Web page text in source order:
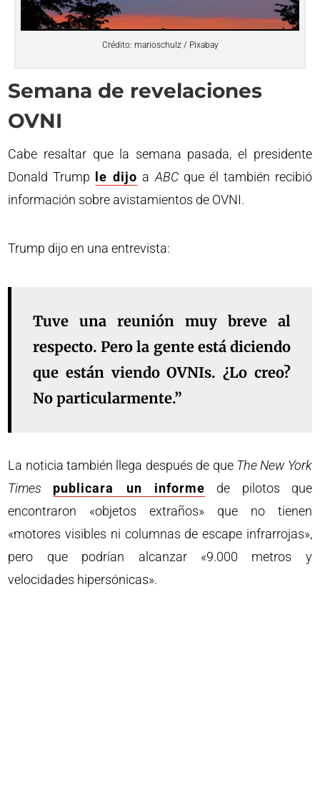
Crédito: marioschulz / Pixabay
Semana de revelaciones
OVNI
Cabe resaltar que la semana pasada, el presidente
Donald Trump
le dijo a ABCque él también recibió
información sobre avistamientos de OVNI.
Trump dijo en una entrevista:
Tuve una reunión muy breve al
respecto. Pero la gente está diciendo
que están viendo OVNIs. ¿Lo creo?
No particularmente.”
La noticia también llega después de que The New York
Times
publicara un informe de pilotos que
encontraron «objetos extraños» que no tienen
«motores visibles ni columnas de escape infrarrojas»,
pero que podrían alcanzar «9.000 metros y
velocidades hipersónicas».